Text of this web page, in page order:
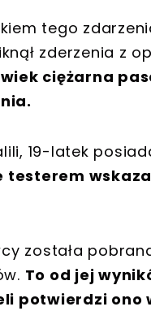
tego
zderzenia z
ciężarna
19-latek
testerem
została
To od jej
potwierdzi ono